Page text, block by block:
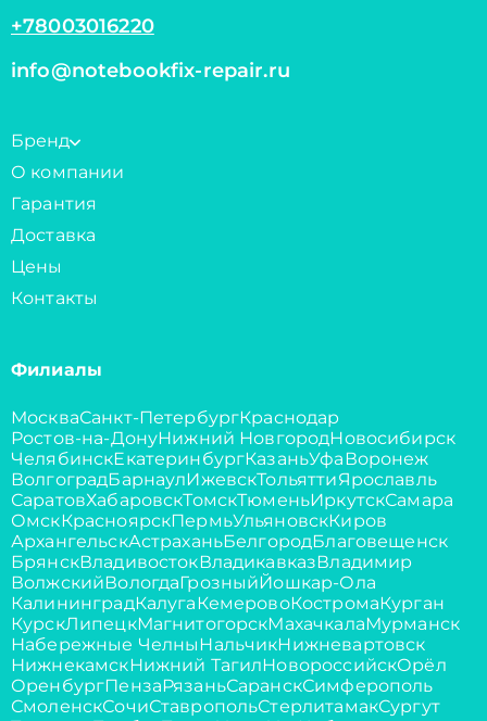
+78003016220
info@notebookfix-repair.ru
Бренд
О компании
Гарантия
Доставка
Цены
Контакты
Филиалы
МоскваСанкт-ПетербургКраснодар
Ростов-на-ДонуНижний НовгородНовосибирск
ЧелябинскЕкатеринбургКазаньУфаВоронеж
ВолгоградБарнаулИжевскТольяттиЯрославль
СаратовХабаровскТомскТюменьИркутскСамара
ОмскКрасноярскПермьУльяновскКиров
АрхангельскАстраханьБелгородБлаговещенск
БрянскВладивостокВладикавказВладимир
ВолжскийВологдаГрозныйЙошкар-Ола
КалининградКалугаКемеровоКостромаКурган
КурскЛипецкМагнитогорскМахачкалаМурманск
Набережные ЧелныНальчикНижневартовск
НижнекамскНижний ТагилНовороссийскОрёл
ОренбургПензаРязаньСаранскСимферополь
СмоленскСочиСтавропольСтерлитамакСургут